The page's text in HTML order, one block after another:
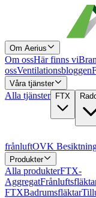
Om Aerius
Om ossHär finns vi
ossVentilationsbloggen
Våra tjänster
Alla tjänster FTX
frånluftOVK
Produkter
Alla produkterFTX-
Aggregat
FTXBadrumsfläktar